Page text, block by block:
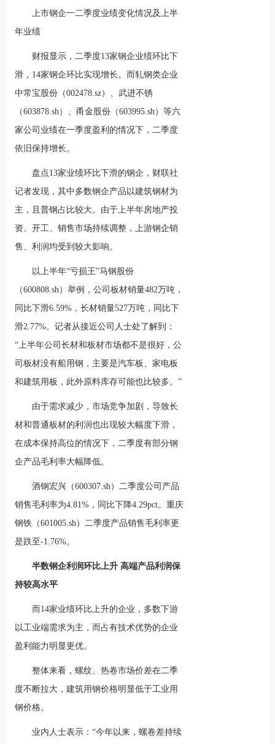
上市钢企一二季度业绩变化情况及上半
年业绩
财报显示，二季度13家钢企业绩环比下
滑，14家钢企环比实现增长。而轧钢类企业
中常宝股份（002478.sz）、武进不锈
（603878.sh）、甬金股份（603995.sh）等六
家公司业绩在一季度盈利的情况下，二季度
依旧保持增长。
盘点13家业绩环比下滑的钢企，财联社
记者发现，其中多数钢企产品以建筑钢材为
主，且普钢占比较大。由于上半年房地产投
资、开工、销售市场持续调整，上游钢企销
售、利润均受到较大影响。
以上半年“亏损王”马钢股份
（600808.sh）举例，公司板材销量482万吨，
同比下滑6.59%，长材销量527万吨，同比下
滑2.77%。记者从接近公司人士处了解到：
“上半年公司长材和板材市场都不是很好，公
司板材没有船用钢，主要是汽车板、家电板
和建筑用板，此外原料库存可能也比较多。”
由于需求减少，市场竞争加剧，导致长
材和普通板材的利润也出现较大幅度下滑，
在成本保持高位的情况下，二季度有部分钢
企产品毛利率大幅降低。
酒钢宏兴（600307.sh）二季度公司产品
销售毛利率为4.81%，同比下降4.29pct。重庆
钢铁（601005.sh）二季度产品销售毛利率更
是跌至-1.76%。
半数钢企利润环比上升 高端产品利润保
持较高水平
而14家业绩环比上升的企业，多数下游
以工业端需求为主，而占有技术优势的企业
盈利能力明显更优。
整体来看，螺纹、热卷市场价差在二季
度不断拉大，建筑用钢价格明显低于工业用
钢价格。
业内人士表示：“今年以来，螺卷差持续